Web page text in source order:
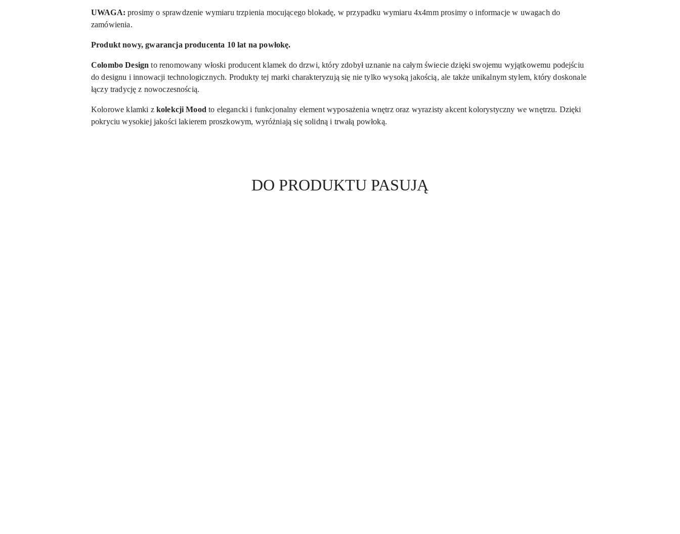
UWAGA: prosimy o sprawdzenie wymiaru trzpienia mocującego blokadę, w przypadku wymiaru 4x4mm prosimy o informacje w uwagach do
zamówienia.
Produkt nowy, gwarancja producenta 10 lat na powłokę.
Colombo Design to renomowany włoski producent klamek do drzwi, który zdobył uznanie na całym świecie dzięki swojemu wyjątkowemu podejściu
do designu i innowacji technologicznych. Produkty tej marki charakteryzują się nie tylko wysoką jakością, ale także unikalnym stylem, który doskonale
łączy tradycję z nowoczesnością.
Kolorowe klamki z kolekcji Mood to elegancki i funkcjonalny element wyposażenia wnętrz oraz wyrazisty akcent kolorystyczny we wnętrzu. Dzięki
pokryciu wysokiej jakości lakierem proszkowym, wyróżniają się solidną i trwałą powłoką.
Produkty
DO PRODUKTU PASUJĄ